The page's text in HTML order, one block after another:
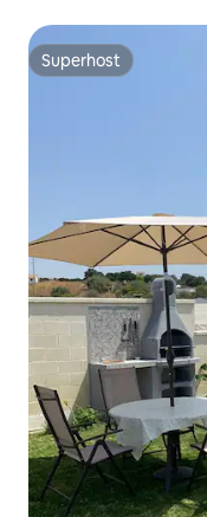
Superhost
Superhost